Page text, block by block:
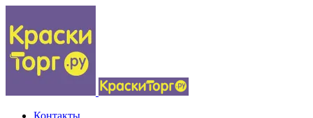
Контакты